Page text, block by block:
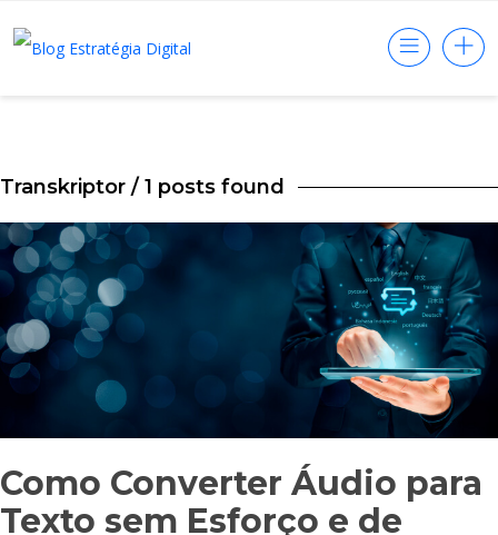
Transkriptor / 1 posts found
Como Converter Áudio para
Texto sem Esforço e de